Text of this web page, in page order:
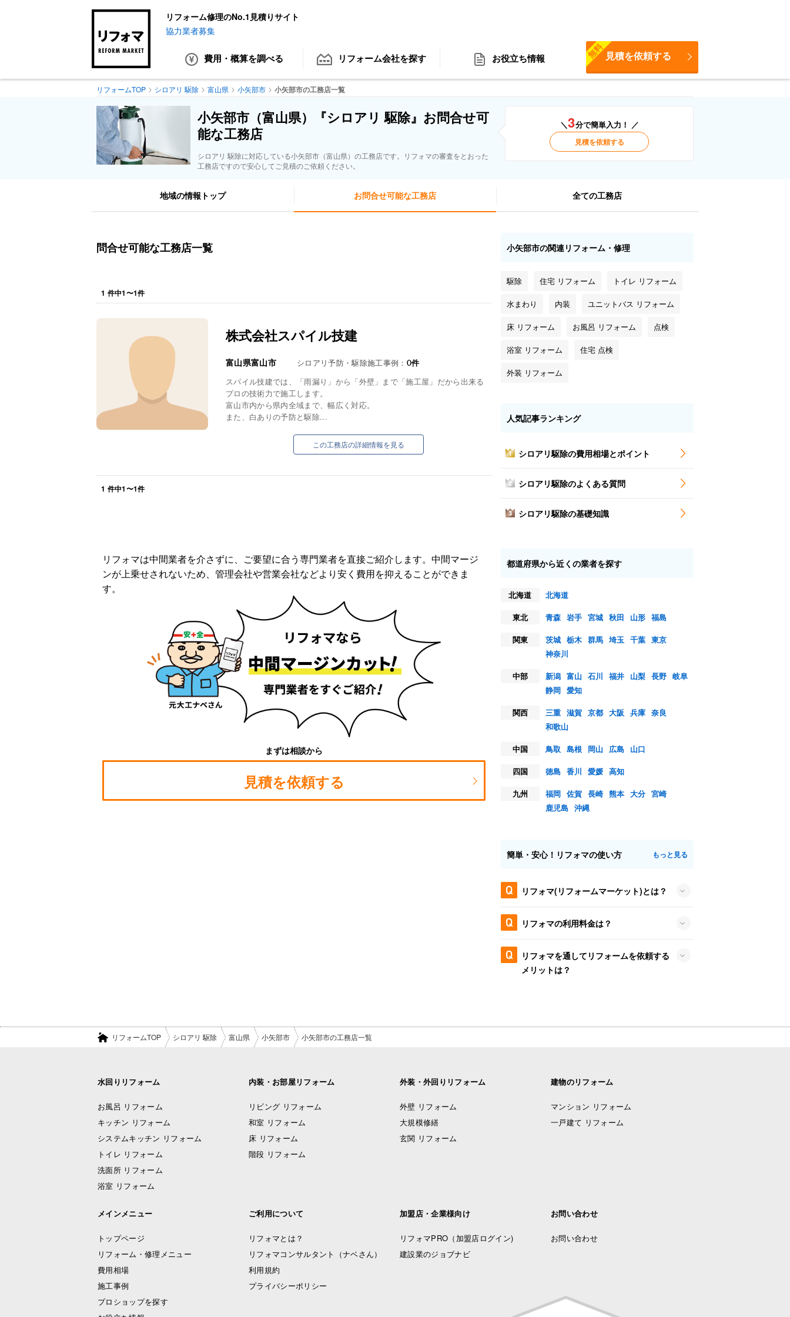
リフォーム修理のNo.1見積りサイト
協力業者募集
費用・概算を調べる リフォーム会社を探す お役立ち情報 見積を依頼する
無料
リフォームTOP シロアリ 駆除 富山県 小矢部市 小矢部市の工務店一覧
小矢部市（富山県）『シロアリ 駆除』お問合せ可
能な工務店
シロアリ 駆除に対応している小矢部市（富山県）の工務店です。リフォマの審査をとおった
工務店ですので安心してご見積のご依頼ください。
＼3分で簡単入力！ ／
見積を依頼する
地域の情報トップ お問合せ可能な工務店 全ての工務店
問合せ可能な工務店一覧
1 件中1〜1件
株式会社スパイル技建
富山県富山市 シロアリ予防・駆除施工事例： 0件
スパイル技建では、「雨漏り」から「外壁」まで「施工屋」だから出来る
プロの技術力で施工します。
富山市内から県内全域まで、幅広く対応。
また、白ありの予防と駆除...
この工務店の詳細情報を見る
1 件中1〜1件
リフォマは中間業者を介さずに、ご要望に合う専門業者を直接ご紹介します。中間マージ
ンが上乗せされないため、管理会社や営業会社などより安く費用を抑えることができま
す。
まずは相談から
見積を依頼する
小矢部市の関連リフォーム・修理
駆除 住宅 リフォーム トイレ リフォーム
水まわり 内装 ユニットバス リフォーム
床 リフォーム お風呂 リフォーム 点検
浴室 リフォーム 住宅 点検
外装 リフォーム
人気記事ランキング
1 シロアリ駆除の費用相場とポイント
2 シロアリ駆除のよくある質問
3 シロアリ駆除の基礎知識
都道府県から近くの業者を探す
北海道
北海道
東北
青森 岩手 宮城 秋田 山形 福島
関東
茨城 栃木 群馬 埼玉 千葉 東京
神奈川
中部
新潟 富山 石川 福井 山梨 長野 岐阜
静岡 愛知
関西
三重 滋賀 京都 大阪 兵庫 奈良
和歌山
中国
鳥取 島根 岡山 広島
山口
四国
徳島 香川 愛媛 高知
九州
福岡 佐賀 長崎 熊本 大分 宮崎
鹿児島 沖縄
簡単・安心！リフォマの使い方 もっと見る
リフォマ(リフォームマーケット)とは？
リフォマの利用料金は？
リフォマを通してリフォームを依頼する
メリットは？
リフォームTOP シロアリ 駆除 富山県 小矢部市 小矢部市の工務店一覧
水回りリフォーム
お風呂 リフォーム
キッチン リフォーム
システムキッチン リフォーム
トイレ リフォーム
洗面所 リフォーム
浴室 リフォーム
内装・お部屋リフォーム
リビング リフォーム
和室 リフォーム
床 リフォーム
階段 リフォーム
外装・外回りリフォーム
外壁 リフォーム
大規模修繕
玄関 リフォーム
建物のリフォーム
マンション リフォーム
一戸建て リフォーム
メインメニュー
トップページ
リフォーム・修理メニュー
費用相場
施工事例
プロショップを探す
ご利用について
リフォマとは？
リフォマコンサルタント（ナベさん）
利用規約
プライバシーポリシー
加盟店・企業様向け
リフォマPRO （加盟店ログイン)
建設業のジョブナビ
お問い合わせ
お問い合わせ